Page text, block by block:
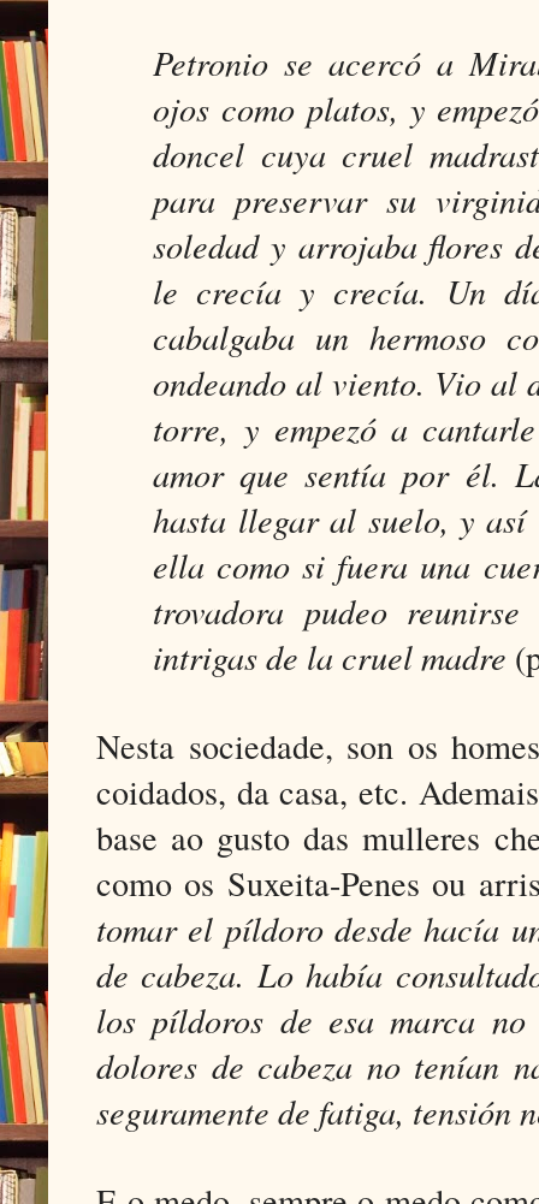
Petronio se acercó a
ojos como platos, y
doncel cuya cruel
para preservar su
soledad y arrojaba flores
le crecía y crecía. Un
cabalgaba un hermoso
ondeando al viento. Vio al
torre, y empezó a
amor que sentía por él.
hasta llegar al suelo, y
ella como si fuera una
trovadora pudeo
intrigas de la cruel madre
Nesta sociedade, son os
coidados, da casa, etc.
base ao gusto das mulleres
como os Suxeita-Penes ou
tomar el píldoro desde hacía
de cabeza. Lo había
los píldoros de esa marca
dolores de cabeza no tenían
seguramente de fatiga, tensión